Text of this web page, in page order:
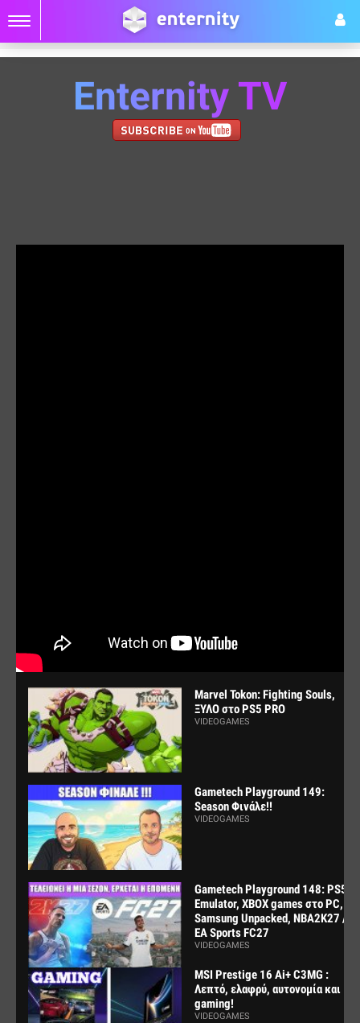
Enternity TV
Marvel Tokon: Fighting Souls,
ΞΥΛΟ στο PS5 PRO
VIDEOGAMES
Gametech Playground 149:
Season Φινάλε!!
VIDEOGAMES
Gametech Playground 148: PS5
Emulator, XBOX games στο PC,
Samsung Unpacked, NBA2K27 /
EA Sports FC27
VIDEOGAMES
MSI Prestige 16 Ai+ C3MG :
Λεπτό, ελαφρύ, αυτονομία και
gaming!
VIDEOGAMES